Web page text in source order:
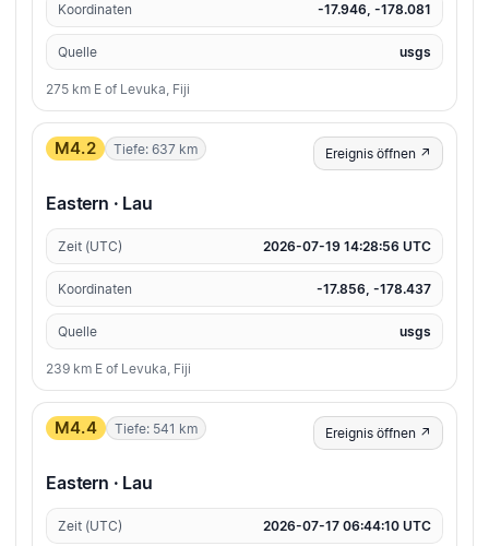
Koordinaten -17.946, -178.081
Quelle usgs
275 km E of Levuka, Fiji
M4.2 Tiefe: 637 km Ereignis öffnen ↗
Eastern · Lau
Zeit (UTC) 2026-07-19 14:28:56 UTC
Koordinaten -17.856, -178.437
Quelle usgs
239 km E of Levuka, Fiji
M4.4 Tiefe: 541 km Ereignis öffnen ↗
Eastern · Lau
Zeit (UTC) 2026-07-17 06:44:10 UTC